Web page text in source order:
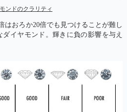
ンドのクラリティ
はおろか20倍でも見つけることが難し
イヤモンド。輝きに負の影響を与え